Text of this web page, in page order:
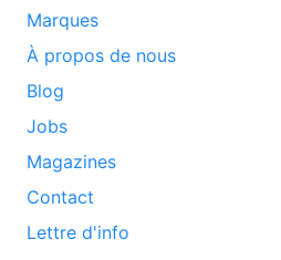
Marques
À propos de nous
Blog
Jobs
Magazines
Contact
Lettre d'info